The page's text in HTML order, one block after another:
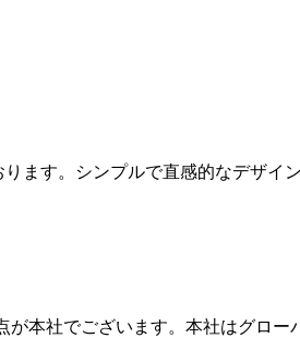
ます。シンプルで直感的なデザイ
本社でございます。本社はグロー